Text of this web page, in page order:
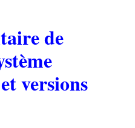
de
versions